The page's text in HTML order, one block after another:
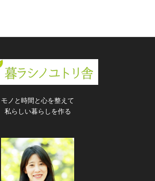
モノと時間と心を整えて
私らしい暮らしを作る